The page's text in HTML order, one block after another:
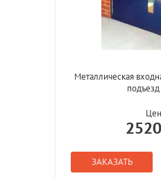
Металлическая
ЗАКАЗАТЬ